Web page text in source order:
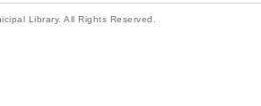
Library. All Rights Reserved.